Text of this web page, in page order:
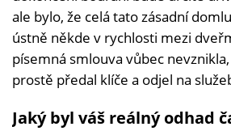
ale bylo, že celá tato zásadní
ústně někde v rychlosti mezi
písemná smlouva vůbec
prostě předal klíče a odjel na
Jaký byl váš reálný odhad